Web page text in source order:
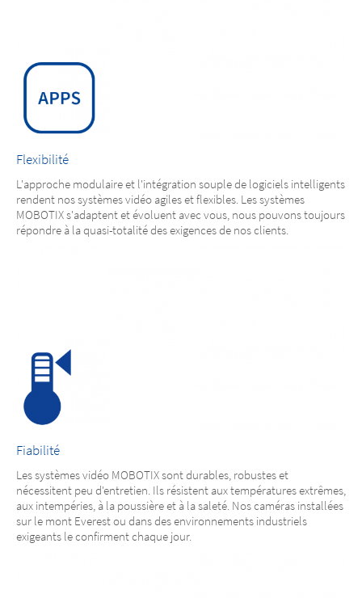
Flexibilité
L'approche modulaire et l'intégration souple de logiciels intelligents
rendent nos systèmes vidéo agiles et flexibles. Les systèmes
MOBOTIX s'adaptent et évoluent avec vous, nous pouvons toujours
répondre à la quasi-totalité des exigences de nos clients.
Fiabilité
Les systèmes vidéo MOBOTIX sont durables, robustes et
nécessitent peu d'entretien. Ils résistent aux températures extrêmes,
aux intempéries, à la poussière et à la saleté. Nos caméras installées
sur le mont Everest ou dans des environnements industriels
exigeants le confirment chaque jour.